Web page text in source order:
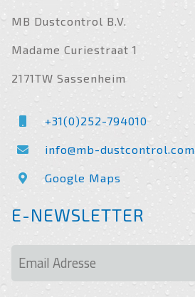
MB Dustcontrol B.V.
Madame Curiestraat 1
2171TW Sassenheim
+31(0)252-794010
info@mb-dustcontrol.com
Google Maps